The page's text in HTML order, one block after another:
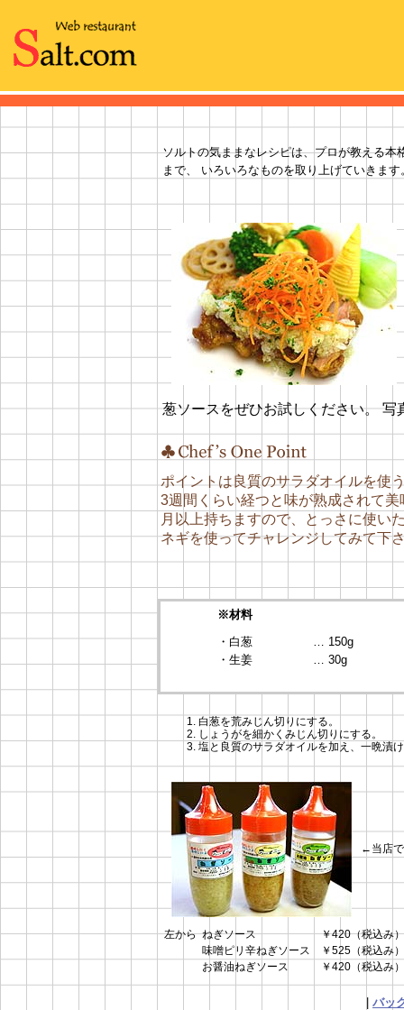
ソルトの気ままなレシピは、プロが教える
まで、 いろいろなものを取り上げていきます
葱ソースをぜひお試しください。
ポイントは良質のサラダオイルを使
3週間くらい経つと味が熟成されて
月以上持ちますので、とっさに使い
ネギを使ってチャレンジしてみて下
※材料
・白葱
・生姜
… 150g
… 30g
白葱を荒みじん切りにする。
しょうがを細かくみじん切りにする。
塩と良質のサラダオイルを加え、一晩漬
←当店
左から ねぎソース ￥420（税込み）
味噌ピリ辛ねぎソース ￥525（税込み）
お醤油ねぎソース ￥420（税込み）
バッ